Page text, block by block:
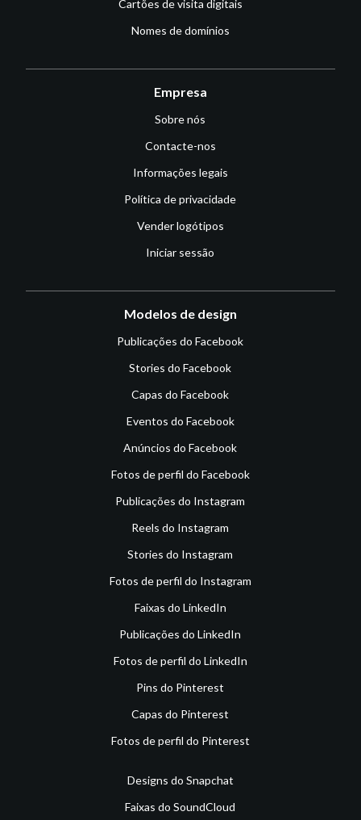
Cartões de visita digitais
Nomes de domínios
Empresa
Sobre nós
Contacte-nos
Informações legais
Política de privacidade
Vender logótipos
Iniciar sessão
Modelos de design
Publicações do Facebook
Stories do Facebook
Capas do Facebook
Eventos do Facebook
Anúncios do Facebook
Fotos de perfil do Facebook
Publicações do Instagram
Reels do Instagram
Stories do Instagram
Fotos de perfil do Instagram
Faixas do LinkedIn
Publicações do LinkedIn
Fotos de perfil do LinkedIn
Pins do Pinterest
Capas do Pinterest
Fotos de perfil do Pinterest
Designs do Snapchat
Faixas do SoundCloud